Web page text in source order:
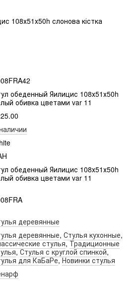
обеденный Яилицис 108х51х50h
обивка цветами var 11
обеденный Яилицис 108х51х50h
обивка цветами var 11
деревянные
деревянные, Стулья кухонные,
стулья,Традиционные
,Стулья с круглой спинкой,
для КаБаРе,Новинки стулья